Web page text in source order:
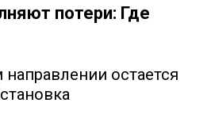
потери: Где
остается